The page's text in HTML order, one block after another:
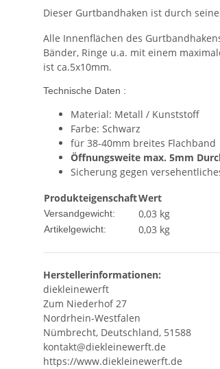
Dieser Gurtbandhaken ist durch
Alle Innenflächen des
Bänder, Ringe u.a. mit einem
ist ca.5x10mm.
Technische Daten :
Material: Metall / Kunststoff
Farbe: Schwarz
für 38-40mm breites Flachband
Öffnungsweite max. 5mm
Sicherung gegen
ProdukteigenschaftWert
Versandgewicht: 0,03 kg
Artikelgewicht: 0,03 kg
Herstellerinformationen:
diekleinewerft
Zum Niederhof 27
Nordrhein-Westfalen
Nümbrecht, Deutschland, 51588
kontakt@diekleinewerft.de
https://www.diekleinewerft.de